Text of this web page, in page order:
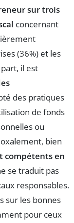
sur trois
concernant
(36%) et les
il est
des pratiques
de fonds
ou
bien
compétents en
se traduit pas
responsables.
sur les bonnes
pour ceux